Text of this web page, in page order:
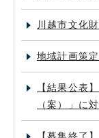
川越市文化
地域計画策
【結果公表
（案）」に